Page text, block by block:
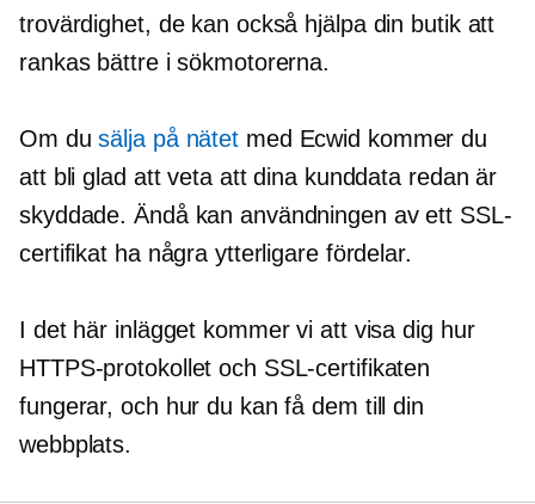
trovärdighet, de kan också hjälpa din butik att
rankas bättre i sökmotorerna.
Om dusälja på nätet med Ecwid kommer du
att bli glad att veta att dina kunddata redan är
skyddade. Ändå kan användningen av ett SSL-
certifikat ha några ytterligare fördelar.
I det här inlägget kommer vi att visa dig hur
HTTPS-protokollet och SSL-certifikaten
fungerar, och hur du kan få dem till din
webbplats.